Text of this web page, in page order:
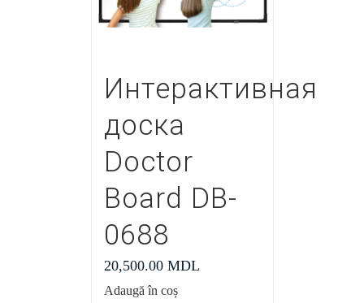
Интерактивная
доска
Doctor
Board DB-
0688
20,500.00 MDL
Adaugă în coș